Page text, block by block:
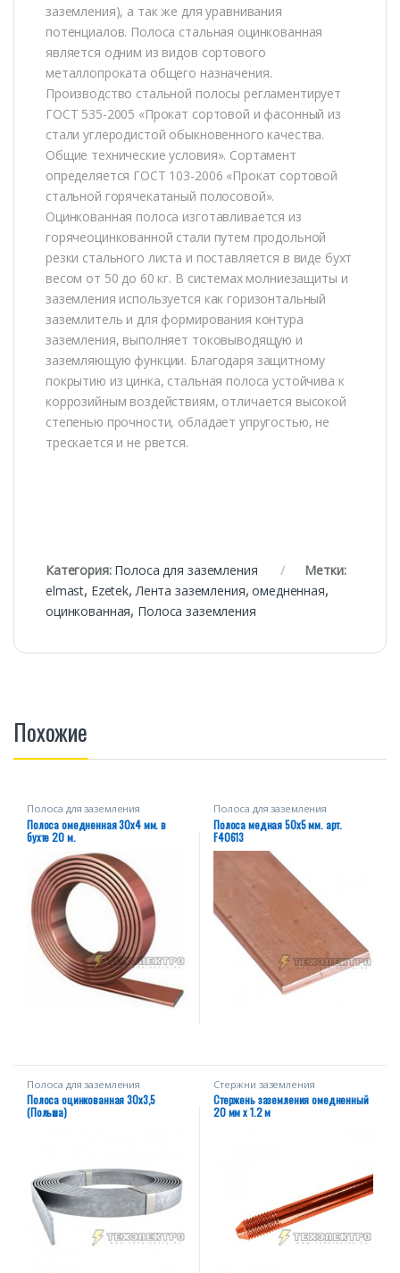
заземления), а так же для уравнивания
потенциалов. Полоса стальная оцинкованная
является одним из видов сортового
металлопроката общего назначения.
Производство стальной полосы регламентирует
ГОСТ 535-2005 «Прокат сортовой и фасонный из
стали углеродистой обыкновенного качества.
Общие технические условия». Сортамент
определяется ГОСТ 103-2006 «Прокат сортовой
стальной горячекатаный полосовой».
Оцинкованная полоса изготавливается из
горячеоцинкованной стали путем продольной
резки стального листа и поставляется в виде бухт
весом от 50 до 60 кг. В системах молниезащиты и
заземления используется как горизонтальный
заземлитель и для формирования контура
заземления, выполняет токовыводящую и
заземляющую функции. Благодаря защитному
покрытию из цинка, стальная полоса устойчива к
коррозийным воздействиям, отличается высокой
степенью прочности, обладает упругостью, не
трескается и не рвется.
Категория: Полоса для заземления
Метки:
elmast, Ezetek, Лента заземления,омедненная,
оцинкованная, Полоса заземления
Похожие
Полоса для заземления
Полоса омедненная 30х4 мм. в
бухте 20 м.
Полоса для заземления
Полоса медная 50х5 мм. арт.
F40613
Полоса для заземления
Полоса оцинкованная 30х3,5
(Польша)
Стержни заземления
омедненные
Стержень заземления омедненный
20 мм х 1.2 м